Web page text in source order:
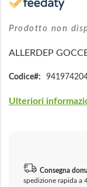
di
Prodotto non
ALLERDEP
Codice
Ulteriori
Consegna
spedizione rapida a